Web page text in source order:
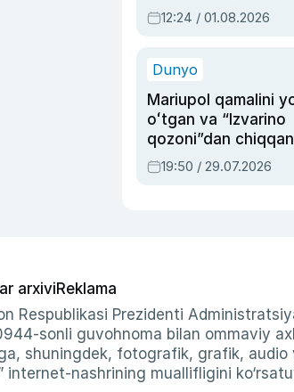
Oripovni siyosiy
ayblovlardan asrab
12:24 / 01.08.2026
Dunyo
Mariupol qamalini
oʻtgan va “Izvarino
qozoni”dan chiqqan
qahramon — Ukraina
armiyasi bosh
19:50 / 29.07.2026
arxiviReklama
Respublikasi Prezidenti
sonli guvohnoma bilan ommaviy
shuningdek, fotografik, grafik, audio
internet-nashrining muallifligini